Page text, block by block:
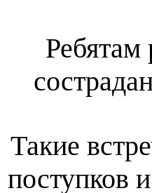
Ребятам
Такие
поступков